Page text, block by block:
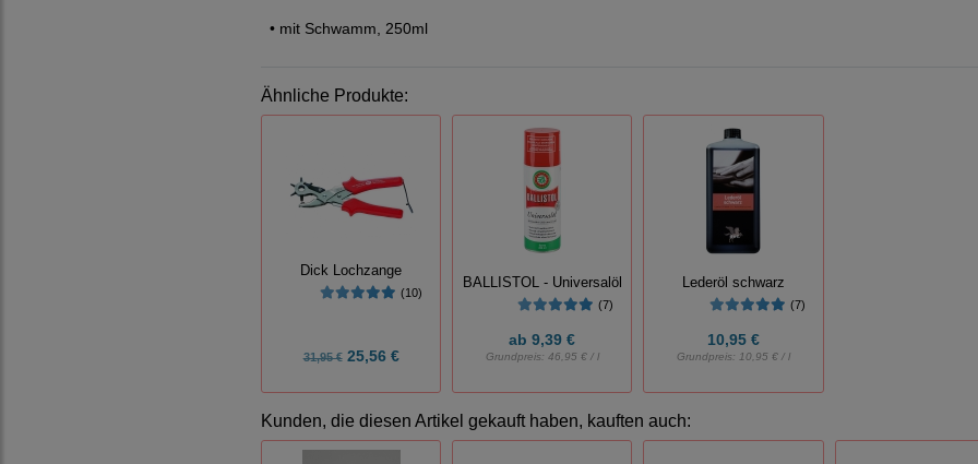
• mit Schwamm, 250ml
Ähnliche Produkte:
Dick Lochzange
(10)
31,95 €25,56 €
BALLISTOL - Universalöl
(7)
ab 9,39 €
Grundpreis: 46,95 € / l
Lederöl schwarz
(7)
10,95 €
Grundpreis: 10,95 € / l
Kunden, die diesen Artikel gekauft haben, kauften auch: